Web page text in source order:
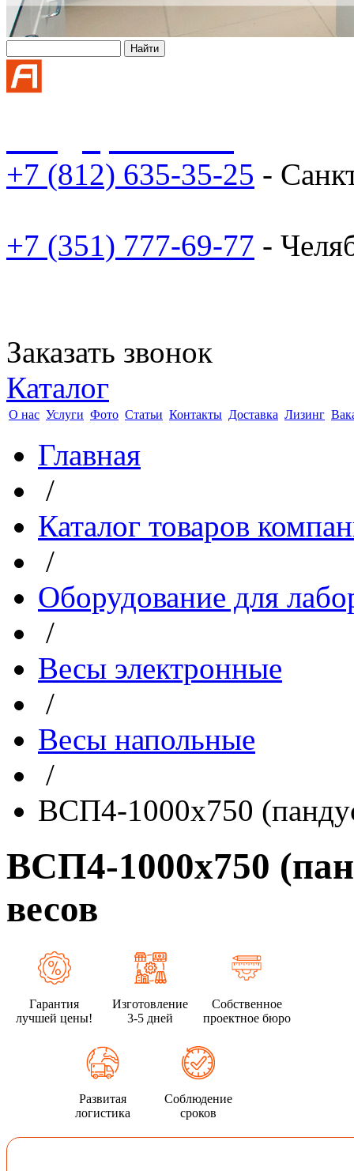
+7 (812) 635-35-25 -
+7 (351) 777-69-77 -
Заказать звонок
Каталог
О нас Услуги Фото Статьи Контакты Доставка Лизинг
Главная
/
Каталог товаров
/
Оборудование для
/
Весы электронные
/
Весы напольные
/
ВСП4-1000х750
ВСП4-1000х750
весов
Гарантия
лучшей цены!
Изготовление
3-5 дней
Собственное
проектное бюро
Развитая
логистика
Соблюдение
сроков